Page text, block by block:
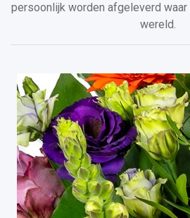
persoonlijk worden afgeleverd
wereld.